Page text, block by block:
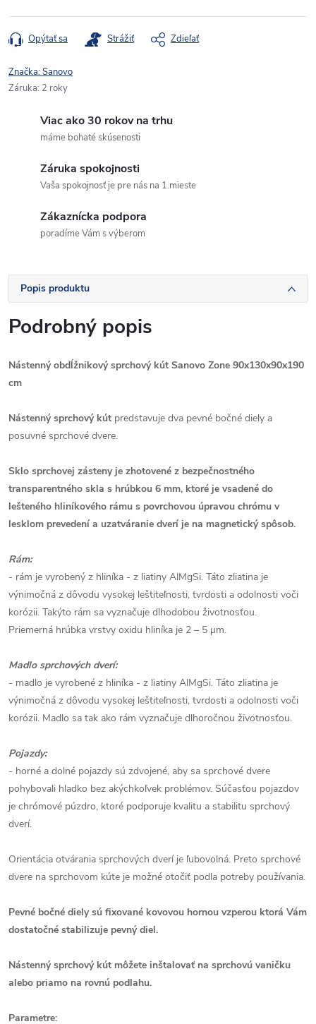
Opýtať sa Strážiť Zdieľať
Značka:Sanovo
Záruka: 2 roky
Viac ako 30 rokov na trhu
máme bohaté skúsenosti
Záruka spokojnosti
Vaša spokojnosť je pre nás na 1.mieste
Zákaznícka podpora
poradíme Vám s výberom
Popis produktu
Podrobný popis
Nástenný obdĺžnikový sprchový kút Sanovo Zone 90x130x90x190
cm
Nástenný sprchový kút predstavuje dva pevné bočné diely a
posuvné sprchové dvere.
Sklo sprchovej zásteny je zhotovené z bezpečnostného
transparentného skla s hrúbkou 6 mm, ktoré je vsadené do
lešteného hliníkového rámu s povrchovou úpravou chrómu v
lesklom prevedení a uzatváranie dverí je na magnetický spôsob.
Rám:
- rám je vyrobený z hliníka - z liatiny AlMgSi. Táto zliatina je
výnimočná z dôvodu vysokej leštiteľnosti, tvrdosti a odolnosti voči
korózii. Takýto rám sa vyznačuje dlhodobou životnosťou.
Priemerná hrúbka vrstvy oxidu hliníka je 2 – 5 µm.
Madlo sprchových dverí:
- madlo je vyrobené z hliníka - z liatiny AlMgSi. Táto zliatina je
výnimočná z dôvodu vysokej leštiteľnosti, tvrdosti a odolnosti voči
korózii. Madlo sa tak ako rám vyznačuje dlhoročnou životnosťou.
Pojazdy:
- horné a dolné pojazdy sú zdvojené, aby sa sprchové dvere
pohybovali hladko bez akýchkoľvek problémov. Súčasťou pojazdov
je chrómové púzdro, ktoré podporuje kvalitu a stabilitu sprchový
dverí.
Orientácia otvárania sprchových dverí je ľubovolná. Preto sprchové
dvere na sprchovom kúte je možné otočiť podla potreby používania.
Pevné bočné diely sú fixované kovovou hornou vzperou ktorá Vám
dostatočné stabilizuje pevný diel.
Nástenný sprchový kút môžete inštalovať na sprchovú vaničku
alebo priamo na rovnú podlahu.
Parametre: